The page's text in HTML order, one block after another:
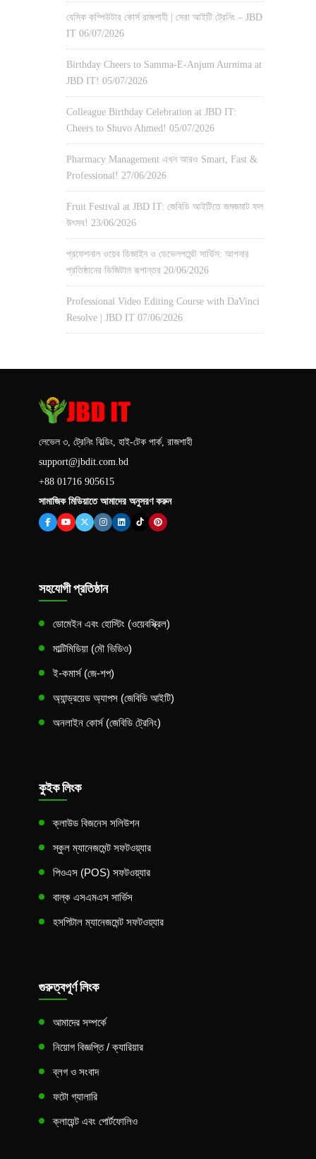
বেসিক কম্পিউটার কোর্স রাজশাহী | সেরা আইটি ট্রেনিং – JBD
IT 06/07/2026
Birthday Cheers to Samma-E-Anjum Aurnima at
JBD IT! 05/07/2026
Colleague Birthday Celebration at JBD IT:
Cheers to Shuvo Ahmed! 05/07/2026
Pharmacy Management এখন আরও Smart, Fast &
Professional! 27/06/2026
Fruit Festival at JBD IT: জেবিডি আইটিতে জমজমাট ফল
উৎসব! 23/06/2026
প্রফেশনাল ওয়েব ডিজাইন ও ডেভেলপমেন্ট সার্ভিস: আপনার
প্রতিষ্ঠানের ডিজিটাল রূপান্তর 20/06/2026
Professional Video Editing Course with DaVinci
Resolve | JBD IT 07/06/2026
লেভেল ৩, ট্রেনিং বিল্ডিং, হাই-টেক পার্ক, রাজশাহী
support@jbdit.com.bd
+88 01716 905615
সামাজিক মিডিয়াতে আমাদের অনুসরণ করুন
সহযোগী প্রতিষ্ঠান
ডোমেইন এবং হোস্টিং (ওয়েবস্ক্রিল)
মাল্টিমিডিয়া (মৌ ভিডিও)
ই-কমার্স (জে-শপ)
অ্যান্ড্রয়েড অ্যাপস (জেবিডি আইটি)
অনলাইন কোর্স (জেবিডি ট্রেনিং)
কুইক লিংক
ক্লাউড বিজনেস সলিউশন
স্কুল ম্যানেজমেন্ট সফটওয়্যার
পিওএস (POS) সফটওয়্যার
বাল্ক এসএমএস সার্ভিস
হসপিটাল ম্যানেজমেন্ট সফটওয়্যার
গুরুত্বপূর্ণ লিংক
আমাদের সম্পর্কে
নিয়োগ বিজ্ঞপ্তি / ক্যারিয়ার
ব্লগ ও সংবাদ
ফটো গ্যালারি
ক্লায়েন্ট এবং পোর্টফোলিও